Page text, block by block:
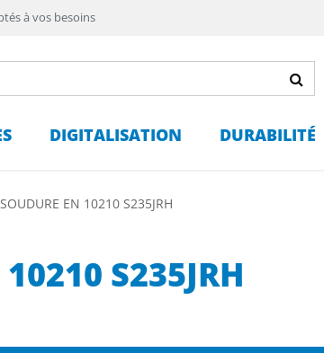
à vos besoins
DIGITALISATION DURABILITÉ
EN 10210 S235JRH
S235JRH